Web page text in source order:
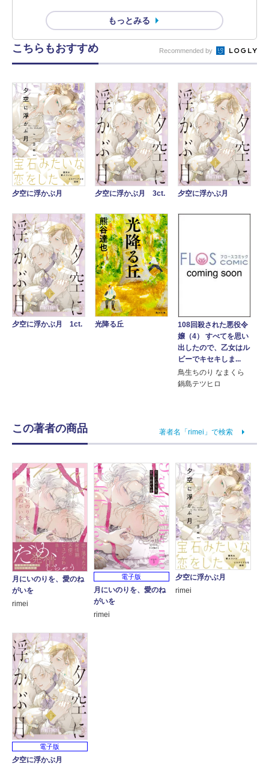
もっとみる
こちらもおすすめ Recommended by
夕空に浮かぶ月 夕空に浮かぶ月 3ct. 夕空に浮かぶ月
夕空に浮かぶ月 1ct. 光降る丘
108回殺された悪役令
嬢（4） すべてを思い
出したので、乙女はル
ビーでキセキしま...
鳥生ちのり なまくら
鍋島テツヒロ
この著者の商品 著者名「rimei」で検索
月にいのりを、愛のね
がいを
rimei
電子版
月にいのりを、愛のね
がいを
rimei
夕空に浮かぶ月
rimei
電子版
夕空に浮かぶ月